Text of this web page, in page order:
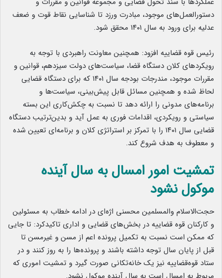
دستورالعمل‌های موجود، مبادرت ورزد تا شناسایی نقاط قوت و ضعف
عدلیه برای ورود به سال ۱۴۰۱ محقق شود.
رئیس قوه قضاییه افزود: همچنین معاونت راهبردی با توجه به
رویکردهای کلان دستگاه قضا، سیاست‌های دولت سیزدهم، قوانین و
مقررات موجود، مندرجات بودجه سال ۱۴۰۱ که برای دستگاه قضایی
لحاظ شده و همچنین مسائل قابل پیش‌بینی، سیاست‌ها و
برنامه‌های مدونی را ارائه دهد تا نسبت به چکش‌کاری این بسته
سیاستی و رویکردی، اقدامات فوری به عمل آید و بدین‌ترتیب دستگاه
قضایی سال ۱۴۰۱ را با تمرکز بر استراتژی کلان و برنامه‌ای تعیین شده
و معطوف به هدف شروع کند.
تمشیت امور امسال به سال آینده
موکول نشود
حجت‌الاسلام والمسلمین محسنی اژه‌ای در ادامه خطاب به مسئولین
و کارکنان قوه قضاییه در بخش‌های قضایی و اداری تاکیدکرد: تا جایی
که ممکن است نسبت به تکمیل پرونده اعم از مسن و غیرمسن تا
قبل از پایان سال توجه داشته باشند و پرونده‌ها را به روز کنند و در
ستاد قوه‌قضاییه نیز یک خانه‌تکانی صورت گیرد و تمشیت اموری که